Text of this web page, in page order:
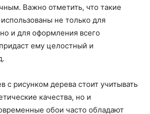
Важно отметить, что такие
не только для
и для оформления всего
ему целостный и
с рисунком дерева стоит учитывать
качества, но и
обои часто обладают